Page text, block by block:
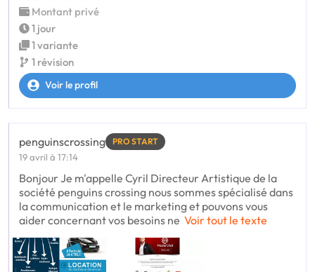
Montant privé
1 jour
1 variante
1 révision
Voir le profil
penguinscrossing PRO START
19 avril à 17:14
Bonjour Je m'appelle Cyril Directeur Artistique de la
société penguins crossing nous sommes spécialisé dans
la communication et le marketing et pouvons vous
aider concernant vos besoins ne Voir tout le texte